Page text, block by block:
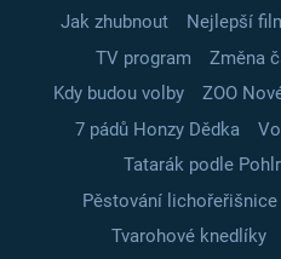
Jak zhubnout Nejlepší
TV program
Změna
Kdy budou volby
ZOO
7 pádů Honzy Dědka
Tatarák podle
Pěstování lichořeřišnice
Tvarohové knedlíky